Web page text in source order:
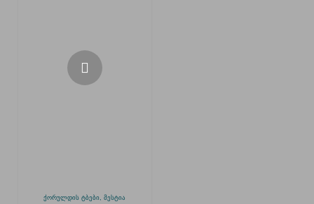
ქორულდის ტბები, მესტია